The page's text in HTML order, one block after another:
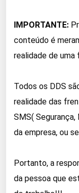
IMPORTANTE:
conteúdo é
realidade de
Todos os DDS
realidade das
SMS(
da empresa, ou
Portanto, a
da pessoa que